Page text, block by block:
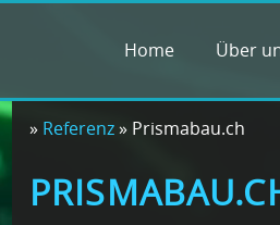
Home Über
» Referenz » Prismabau.ch